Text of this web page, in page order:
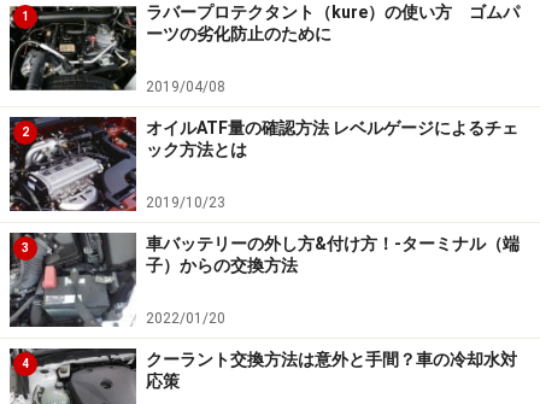
エンジンオイルの液量を確認
エンジンオイルのチェックはエンジンブロックの側面に
挿入されている「オイルレベルゲージ」を引き抜けば簡
単に行える。頭部に「ENGINE」あるいはオイルポットの
絵柄が表示がされているので、すぐに判るはずだ。
■点検方法
レベルゲージを引き抜いて先端に付着したオイルを拭き
取り、いったん元どおり差し込んでやる。そして、再度
1
ラバープロテクタント（kure）の使い方 ゴムパ
ーツの劣化防止のために
2019/04/08
2
オイルATF量の確認方法 レベルゲージによるチェ
ック方法とは
2019/10/23
3
車バッテリーの外し方&付け方！-ターミナル（端
子）からの交換方法
2022/01/20
4
クーラント交換方法は意外と手間？車の冷却水対
応策